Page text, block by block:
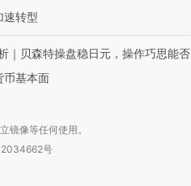
速转型
｜贝森特操盘稳日元，操作巧思能否
币基本面
镜像等任何使用。
号